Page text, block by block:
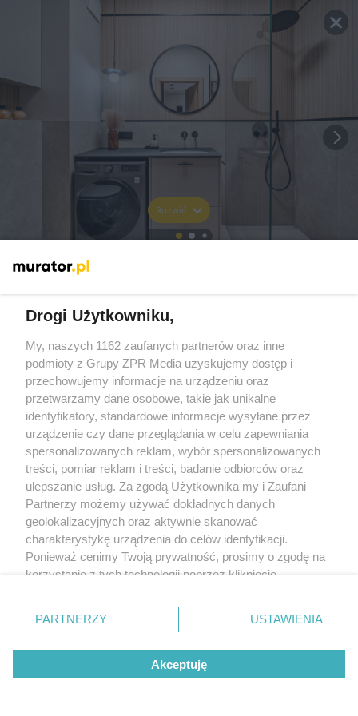
Rozwiń
Drogi Użytkowniku,
My, naszych 1162 zaufanych partnerów oraz inne
podmioty z Grupy ZPR Media uzyskujemy dostęp i
przechowujemy informacje na urządzeniu oraz
przetwarzamy dane osobowe, takie jak unikalne
identyfikatory, standardowe informacje wysyłane przez
urządzenie czy dane przeglądania w celu zapewniania
spersonalizowanych reklam, wybór spersonalizowanych
treści, pomiar reklam i treści, badanie odbiorców oraz
ulepszanie usług. Za zgodą Użytkownika my i Zaufani
Partnerzy możemy używać dokładnych danych
geolokalizacyjnych oraz aktywnie skanować
charakterystykę urządzenia do celów identyfikacji.
Ponieważ cenimy Twoją prywatność, prosimy o zgodę na
korzystanie z tych technologii poprzez kliknięcie
zmienić/wycofać klikając przycisk ustawień prywatności
znajdujący się w lewym dolnym rogu strony
rodzaje przetwarzania danych nie wymagają zgody
użytkownika, ale masz prawo sprzeciwić się takiemu
przetwarzaniu. Preferencje będą miały zastosowanie tylko
PARTNERZY USTAWIENIA
Akceptuję